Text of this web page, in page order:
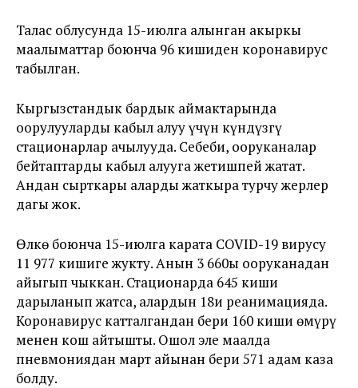
Талас облусунда 15-июлга алынган акыркы
маалыматтар боюнча 96 кишиден коронавирус
табылган.
Кыргызстандык бардык аймактарында
оорулууларды кабыл алуу үчүн күндүзгү
стационарлар ачылууда. Себеби, ооруканалар
бейтаптарды кабыл алууга жетишпей жатат.
Андан сырткары аларды жаткыра турчу жерлер
дагы жок.
Өлкө боюнча 15-июлга карата COVID-19 вирусу
11 977 кишиге жукту. Анын 3 660ы ооруканадан
айыгып чыккан. Стационарда 645 киши
дарыланып жатса, алардын 18и реанимацияда.
Коронавирус катталгандан бери 160 киши өмүрү
менен кош айтышты. Ошол эле маалда
пневмониядан март айынан бери 571 адам каза
болду.